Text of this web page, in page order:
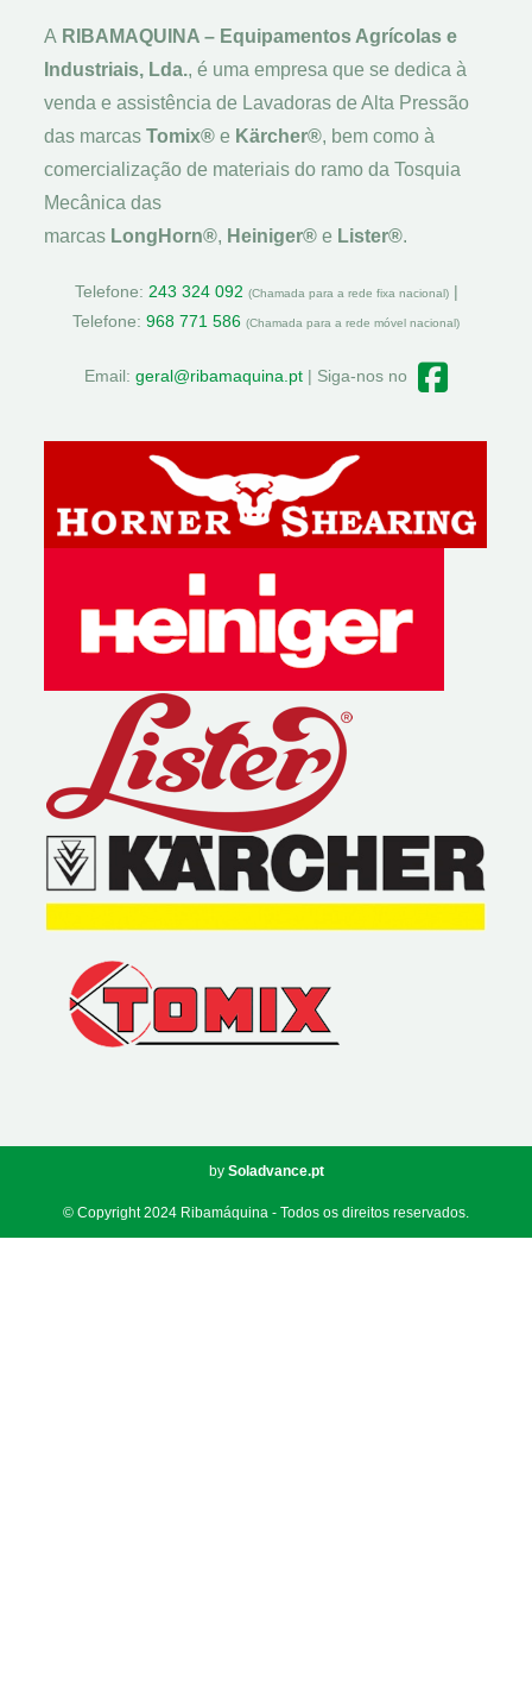
A RIBAMAQUINA – Equipamentos Agrícolas e
Industriais, Lda., é uma empresa que se dedica à
venda e assistência de Lavadoras de Alta Pressão
das marcasTomix® e Kärcher®, bem como à
comercialização de materiais do ramo da Tosquia
Mecânica das
marcas LongHorn®, Heiniger® e Lister®.
Telefone: 243 324 092 (Chamada para a rede fixa nacional)|
Telefone: 968 771 586 (Chamada para a rede móvel nacional)
Email: geral@ribamaquina.pt| Siga-nos no
Soladvance.pt
© Copyright 2024 Ribamáquina - Todos os direitos reservados.